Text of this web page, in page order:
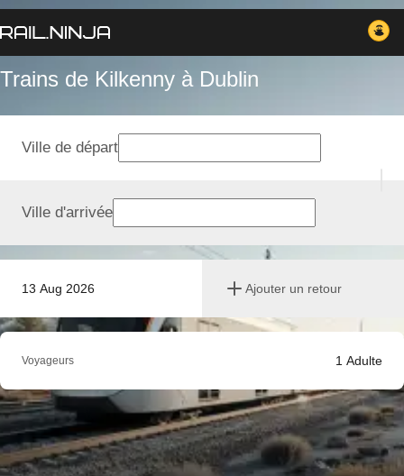
Trains de Kilkenny à Dublin
13 Aug 2026 Ajouter un retour
Ville de départ
Ville d'arrivée
Voyageurs 1 Adulte